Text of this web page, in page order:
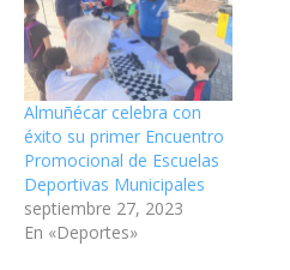
Almuñécar celebra con
éxito su primer Encuentro
Promocional de Escuelas
Deportivas Municipales
septiembre 27, 2023
En «Deportes»